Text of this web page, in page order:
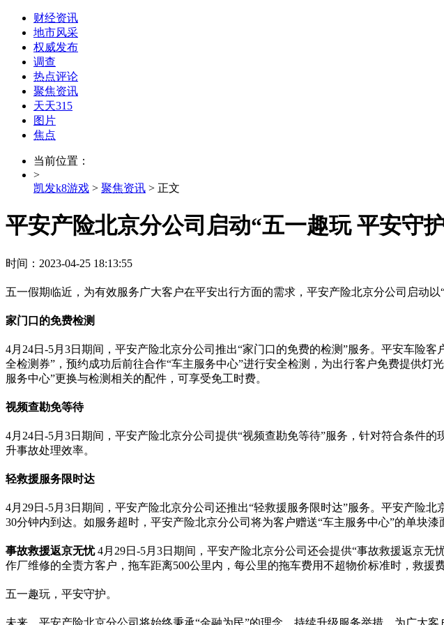
财经资讯
地市风采
权威发布
调查
热点评论
聚焦资讯
天天315
图片
焦点
当前位置：
>
凯发k8游戏 > 聚焦资讯 > 正文
平安产险北京分公司启动“五一趣玩 平安守
时间：2023-04-25 18:13:55
五一假期临近，为有效服务广大客户在平安出行方面的需求，平安产险北京分公司启动
家门口的免费检测
4月24日-5月3日期间，平安产险北京分公司推出“家门口的免费的检测”服务。平安车险
全检测券”，预约成功后前往合作“车主服务中心”进行安全检测，为出行客户免费提供
服务中心”更换与检测相关的配件，可享受免工时费。
视频查勘免等待
4月24日-5月3日期间，平安产险北京分公司提供“视频查勘免等待”服务，针对符合条件
升事故处理效率。
轻救援服务限时达
4月29日-5月3日期间，平安产险北京分公司还推出“轻救援服务限时达”服务。平安产险
30分钟内到达。如服务超时，平安产险北京分公司将为客户赠送“车主服务中心”的单块
事故救援返京无忧4月29日-5月3日期间，平安产险北京分公司还会提供“事故救援返京
作厂维修的全责方客户，拖车距离500公里内，每公里的拖车费用不超物价标准时，救援
五一趣玩，平安守护。
未来，平安产险北京分公司将始终秉承“金融为民”的理念，持续升级服务举措，为广大客